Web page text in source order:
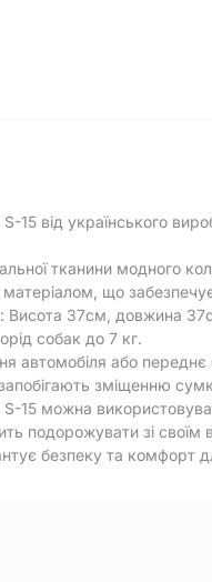
15 від українського
тканини модного
що
Висота 37см, довжина
собак до 7 кг.
автомобіля або
зміщенню
15 можна
подорожувати зі
безпеку та комфорт